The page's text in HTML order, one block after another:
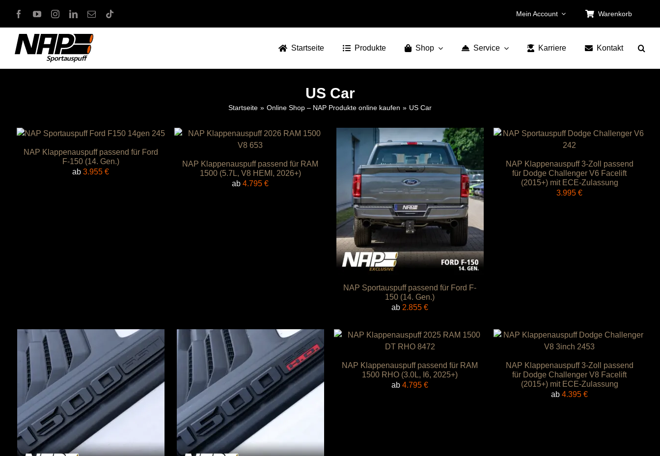
Inhalt
springen
Mein Account Warenkorb
Startseite Produkte Shop Service Karriere Kontakt
US Car
Startseite Online Shop – NAP Produkte online kaufen US Car
NAP Klappenauspuff passend für Ford
F-150 (14. Gen.)
ab 3.955 €
NAP Klappenauspuff passend für RAM
1500 (5.7L, V8 HEMI, 2026+)
ab 4.795 €
NAP Sportauspuff passend für Ford F-
150 (14. Gen.)
ab 2.855 €
NAP Klappenauspuff 3-Zoll passend
für Dodge Challenger V6 Facelift
(2015+) mit ECE-Zulassung
3.995 €
NAP Klappenauspuff passend für RAM
1500 RHO (3.0L, I6, 2025+)
ab 4.795 €
NAP Klappenauspuff 3-Zoll passend
für Dodge Challenger V8 Facelift
(2015+) mit ECE-Zulassung
ab 4.395 €